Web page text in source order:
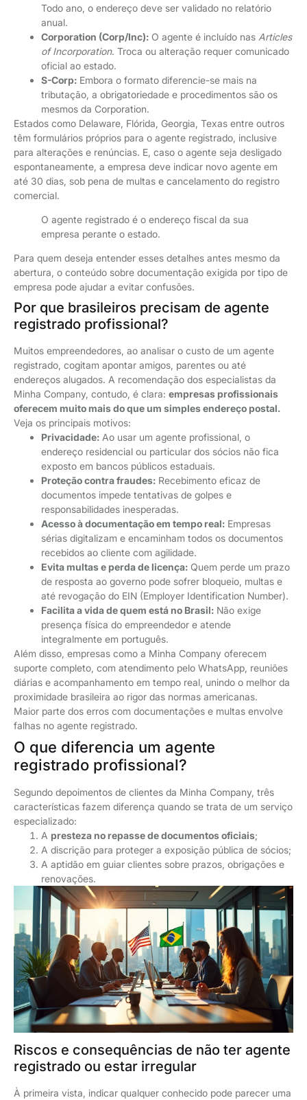
Todo ano, o endereço deve ser validado no relatório
anual.
Corporation (Corp/Inc): O agente é incluído nas Articles
of Incorporation. Troca ou alteração requer comunicado
oficial ao estado.
S-Corp: Embora o formato diferencie-se mais na
tributação, a obrigatoriedade e procedimentos são os
mesmos da Corporation.
Estados como Delaware, Flórida, Georgia, Texas entre outros
têm formulários próprios para o agente registrado, inclusive
para alterações e renúncias. E, caso o agente seja desligado
espontaneamente, a empresa deve indicar novo agente em
até 30 dias, sob pena de multas e cancelamento do registro
comercial.
O agente registrado é o endereço fiscal da sua
empresa perante o estado.
Para quem deseja entender esses detalhes antes mesmo da
abertura, o conteúdo sobre documentação exigida por tipo de
empresa pode ajudar a evitar confusões.
Por que brasileiros precisam de agente
registrado profissional?
Muitos empreendedores, ao analisar o custo de um agente
registrado, cogitam apontar amigos, parentes ou até
endereços alugados. A recomendação dos especialistas da
Minha Company, contudo, é clara: empresas profissionais
oferecem muito mais do que um simples endereço postal.
Veja os principais motivos:
Privacidade: Ao usar um agente profissional, o
endereço residencial ou particular dos sócios não fica
exposto em bancos públicos estaduais.
Proteção contra fraudes: Recebimento eficaz de
documentos impede tentativas de golpes e
responsabilidades inesperadas.
Acesso à documentação em tempo real: Empresas
sérias digitalizam e encaminham todos os documentos
recebidos ao cliente com agilidade.
Evita multas e perda de licença: Quem perde um prazo
de resposta ao governo pode sofrer bloqueio, multas e
até revogação do EIN (Employer Identification Number).
Facilita a vida de quem está no Brasil: Não exige
presença física do empreendedor e atende
integralmente em português.
Além disso, empresas como a Minha Company oferecem
suporte completo, com atendimento pelo WhatsApp, reuniões
diárias e acompanhamento em tempo real, unindo o melhor da
proximidade brasileira ao rigor das normas americanas.
Maior parte dos erros com documentações e multas envolve
falhas no agente registrado.
O que diferencia um agente
registrado profissional?
Segundo depoimentos de clientes da Minha Company, três
características fazem diferença quando se trata de um serviço
especializado:
A presteza no repasse de documentos oficiais;
A discrição para proteger a exposição pública de sócios;
A aptidão em guiar clientes sobre prazos, obrigações e
renovações.
Riscos e consequências de não ter agente
registrado ou estar irregular
À primeira vista, indicar qualquer conhecido pode parecer uma